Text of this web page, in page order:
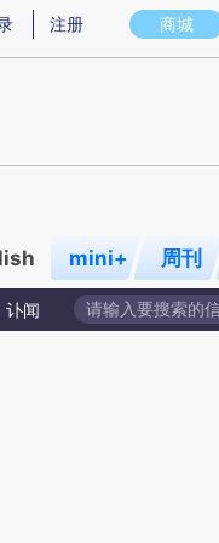
意图存在偏差。不代表财新观
商城
注册
mini+ 周刊
讣闻